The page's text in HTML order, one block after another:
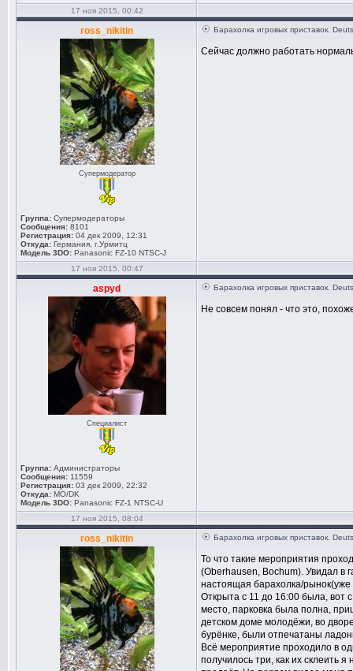
17 ноя 2015, 00:42
ross_nikitin
Супермодератор
Группа: Супермодераторы
Сообщения: 8101
Регистрация: 04 дек 2009, 12:31
Откуда: Германия, г.Урмитц
Модель 3DO: Panasonic FZ-10 NTSC-J
Барахолка игровых приставок.
Сейчас должно работать
17 ноя 2015, 00:47
aspyd
Специалист
Группа: Администраторы
Сообщения: 11559
Регистрация: 03 дек 2009, 22:32
Откуда: MO/DK
Модель 3DO: Panasonic FZ-1 NTSC-U
Барахолка игровых приставок.
Не совсем понял - что это,
17 ноя 2015, 08:04
ross_nikitin Барахолка игровых приставок.
То что такие мероприятия
(Oberhausen, Bochum). Увидал в
настоящая барахолка/
Открыта с 11 до 16:00 была, вот
место, парковка была полна,
детском доме молодёжи, во
бурёнке, были отпечатаны
Всё мероприятие проходило в
получилось три, как их склеить